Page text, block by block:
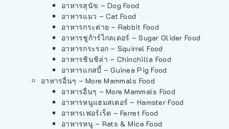
อาหารสุนัข – Dog Food
อาหารแมว – Cat Food
อาหารกระต่าย – Rabbit Food
อาหารชูก้าร์ไกลเดอร์ – Sugar Glider Food
อาหารกระรอก – Squirrel Food
อาหารชินชิล่า – Chinchilla Food
อาหารแกสบี้ – Guinea Pig Food
อาหารอื่นๆ – More Mammals Food
อาหารอื่นๆ – More Mammals Food
อาหารหนูแฮมสเตอร์ – Hamster Food
อาหารเฟอร์เร็ต – Ferret Food
อาหารหนู – Rats & Mice Food